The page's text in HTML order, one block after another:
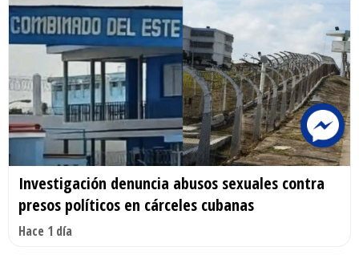
Investigación denuncia abusos sexuales contra
presos políticos en cárceles cubanas
Hace 1 día